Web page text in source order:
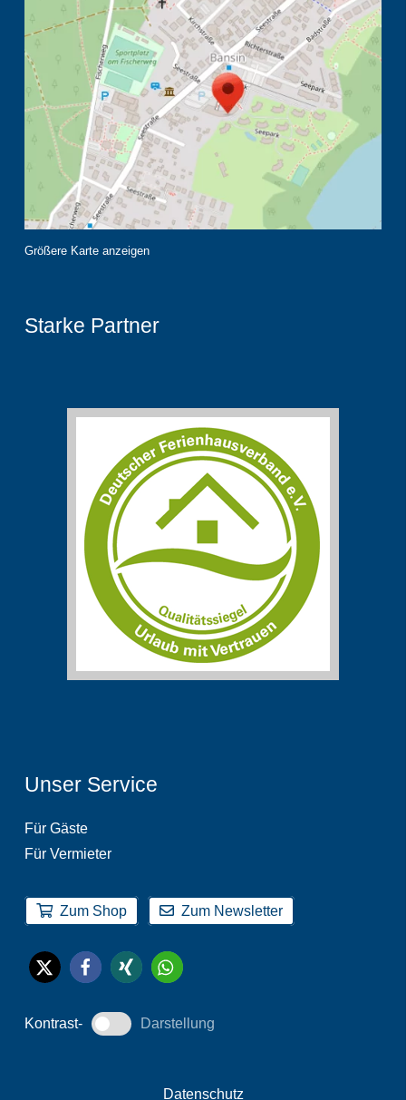
Größere Karte anzeigen
Starke Partner
Unser Service
Für Gäste
Für Vermieter
Zum Shop Zum Newsletter
Kontrast- Darstellung
Datenschutz